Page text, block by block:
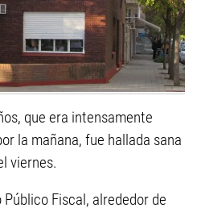
que era intensamente
la mañana, fue hallada sana
viernes.
Fiscal, alrededor de